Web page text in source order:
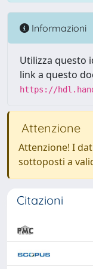
Informazioni
Utilizza questo
link a questo
https://
Attenzione
Attenzione! I
sottoposti a
Citazioni